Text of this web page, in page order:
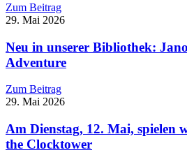
Zum Beitrag
29. Mai 2026
Neu in unserer Bibliothek:
Adventure
Zum Beitrag
29. Mai 2026
Am Dienstag, 12. Mai, spielen
the Clocktower